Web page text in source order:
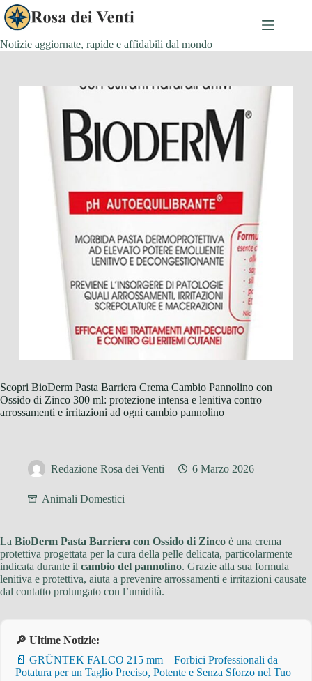
Salta
al
contenuto
Notizie aggiornate, rapide e affidabili dal mondo
Scopri BioDerm Pasta Barriera Crema Cambio Pannolino con
Ossido di Zinco 300 ml: protezione intensa e lenitiva contro
arrossamenti e irritazioni ad ogni cambio pannolino
Redazione Rosa dei Venti 6 Marzo 2026
Animali Domestici
La BioDerm Pasta Barriera con Ossido di Zinco è una crema
protettiva progettata per la cura della pelle delicata, particolarmente
indicata durante il cambio del pannolino. Grazie alla sua formula
lenitiva e protettiva, aiuta a prevenire arrossamenti e irritazioni causate
dal contatto prolungato con l’umidità.
🔎 Ultime Notizie:
📄 GRÜNTEK FALCO 215 mm – Forbici Professionali da
Potatura per un Taglio Preciso, Potente e Senza Sforzo nel Tuo